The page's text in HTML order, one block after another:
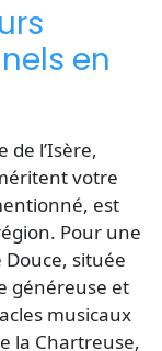
en
l’Isère,
votre
est
Pour une
située
généreuse et
musicaux
la Chartreuse,